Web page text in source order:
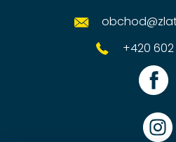
obchod@
+420